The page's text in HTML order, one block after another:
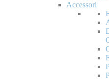
Accessori